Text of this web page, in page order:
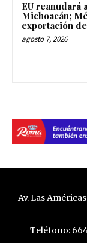
EU reanudará
Michoacán;
exportación
agosto 7, 2026
Av. Las
Teléfono: